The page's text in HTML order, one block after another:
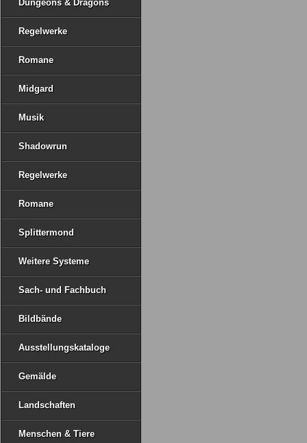
Dungeons & Dragons
Regelwerke
Romane
Midgard
Musik
Shadowrun
Regelwerke
Romane
Splittermond
Weitere Systeme
Sach- und Fachbuch
Bildbände
Ausstellungskataloge
Gemälde
Landschaften
Menschen & Tiere